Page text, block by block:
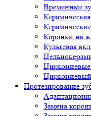
Временные
Коронки на
Культевая
Протезирование
Замена